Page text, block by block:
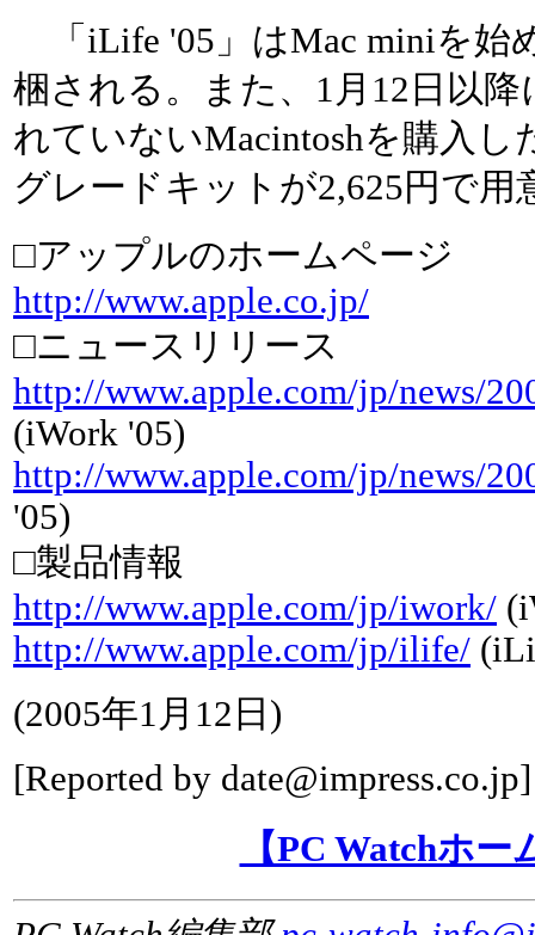
「iLife '05」はMac miniを始
梱される。また、1月12日以
れていないMacintoshを購入
グレードキットが2,625円で用
□アップルのホームページ
http://www.apple.co.jp/
□ニュースリリース
http://www.apple.com/jp/news/
(iWork '05)
http://www.apple.com/jp/news/
'05)
□製品情報
http://www.apple.com/jp/iwork/
http://www.apple.com/jp/ilife/
(2005年1月12日 )
[Reported by date@impress.co.jp]
【PC Watchホ